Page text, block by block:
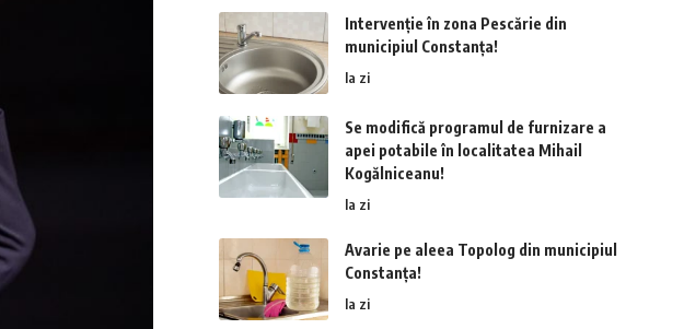
Intervenție în zona Pescărie din
municipiul Constanța!
la zi
Se modifică programul de furnizare a
apei potabile în localitatea Mihail
Kogălniceanu!
la zi
Avarie pe aleea Topolog din municipiul
Constanța!
la zi